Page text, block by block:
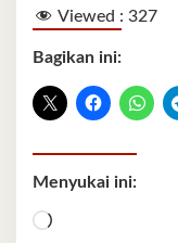
Viewed : 327
Bagikan ini:
Menyukai ini:
Memuat...